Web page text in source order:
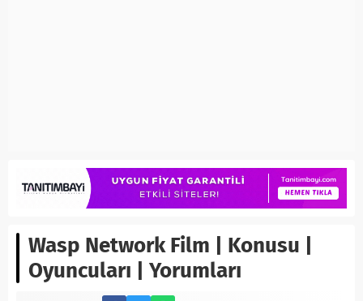
Wasp Network Film | Konusu |
Oyuncuları | Yorumları